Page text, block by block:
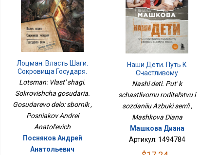
Лоцман: Власть Шаги.
Сокровища Государя.
Государево Дело:
Lotsman: Vlast' shagi.
Sokrovishcha gosudaria.
Gosudarevo delo: sbornik ,
Posniakov Andrei
Anatol'evich
Посняков Андрей
Анатольевич
Наши Дети. Путь К
Счастливому
Родительству И
Nashi deti. Put' k
schastlivomu roditel'stvu i
sozdaniiu Azbuki sem'i ,
Mashkova Diana
Машкова Диана
Артикул: 1494784